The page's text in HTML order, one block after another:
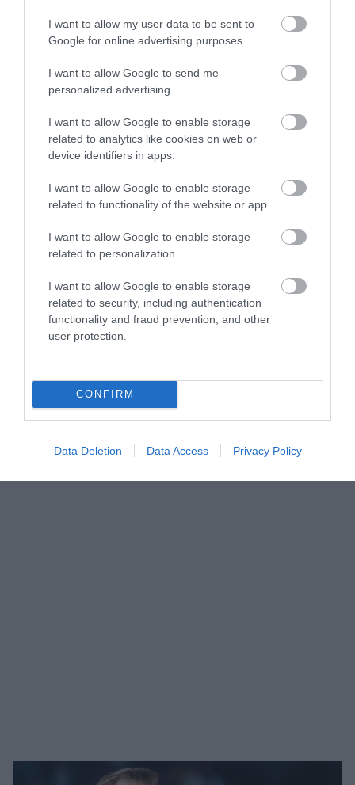
I want to allow my user data to be sent to
Google for online advertising purposes.
I want to allow Google to send me
personalized advertising.
I want to allow Google to enable storage
related to analytics like cookies on web or
device identifiers in apps.
I want to allow Google to enable storage
related to functionality of the website or app.
I want to allow Google to enable storage
related to personalization.
I want to allow Google to enable storage
related to security, including authentication
functionality and fraud prevention, and other
user protection.
CONFIRM
Data Deletion Data Access Privacy Policy
basketbols Latvijas vīriešu basketbola izlase
Paldies, Dāvi! Viens no Latvijas
basketbola spožākajiem snaiperiem
“Mums viņš ir jāpasargā.” Valters pauž
viedokli par Porziņģa nespēlēšanu
revanšēties Polijai – spēlēs par septīto
vietu